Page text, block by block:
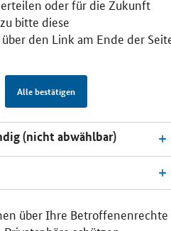
oder für die Zukunft
bitte diese
den Link am Ende der
Alle bestätigen
(nicht abwählbar)
über Ihre Betroffenenrechte